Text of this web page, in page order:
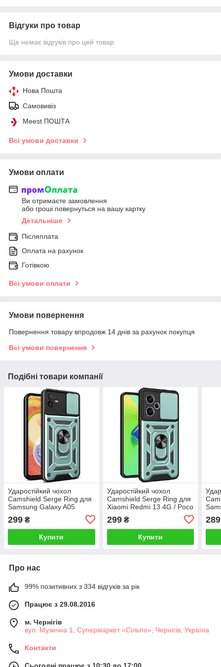
Відгуки про товар
Ще немає відгуків про цей товар
Умови доставки
Нова Пошта
Самовивіз
Meest ПОШТА
Всі умови доставки
Умови оплати
Ви отримаєте замовлення
або гроші повернуться на вашу картку
Детальніше
Післяплата
Оплата на рахунок
Готівкою
Всі умови оплати
Умови повернення
Повернення товару впродовж 14 днів за рахунок покупця
Всі умови повернення
Подібні товари компанії
Ударостійкий чохол
Camshield Serge Ring для
Samsung Galaxy A05
299 ₴
Купити
Ударостійкий чохол
Camshield Serge Ring для
Xiaomi Redmi 13 4G / Poco
299₴
Купити
289
Про нас
99% позитивних з 334 відгуків за рік
Працює з 29.08.2016
м. Чернігів
вул. Музична 1, Супермаркет «Сільпо», Чернігів, Україна
Контакти